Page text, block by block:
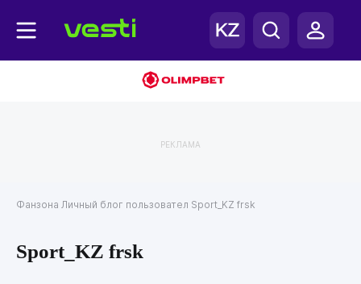
РЕКЛАМА
Фанзона Личный блог пользовател Sport_KZ frsk
Sport_KZ frsk